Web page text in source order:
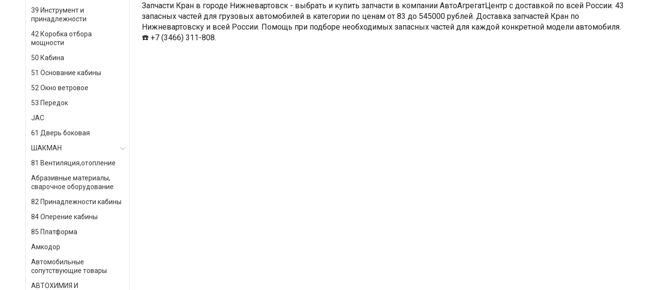
39 Инструмент и
принадлежности
42 Коробка отбора
мощности
50 Кабина
51 Основание кабины
52 Окно ветровое
53 Передок
JAC
61 Дверь боковая
ШАКМАН
81 Вентиляция,отопление
Абразивные материалы,
сварочное оборудование
82 Принадлежности кабины
84 Оперение кабины
85 Платформа
Амкодор
Автомобильные
сопутствующие товары
АВТОХИМИЯ И
Запчасти Кран в городе Нижневартовск - выбрать и купить запчасти в компании АвтоАгрегатЦентр с доставкой по всей России. 43
запасных частей для грузовых автомобилей в категории по ценам от 83 до 545000 рублей. Доставка запчастей Кран по
Нижневартовску и всей России. Помощь при подборе необходимых запасных частей для каждой конкретной модели автомобиля.
☎️ +7 (3466) 311-808.